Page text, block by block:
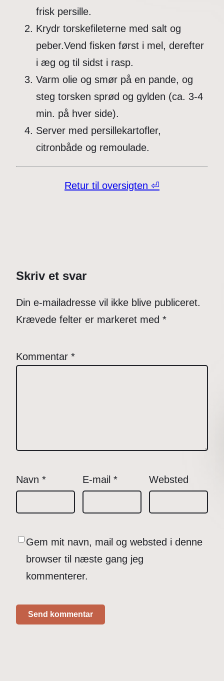
frisk persille.
Krydr torskefileterne med salt og
peber.Vend fisken først i mel, derefter
i æg og til sidst i rasp.
Varm olie og smør på en pande, og
steg torsken sprød og gylden (ca. 3-4
min. på hver side).
Server med persillekartofler,
citronbåde og remoulade.
Retur til oversigten ⏎
Skriv et svar
Din e-mailadresse vil ikke blive publiceret.
Krævede felter er markeret med *
Kommentar *
Navn * E-mail * Websted
Gem mit navn, mail og websted i denne
browser til næste gang jeg
kommenterer.